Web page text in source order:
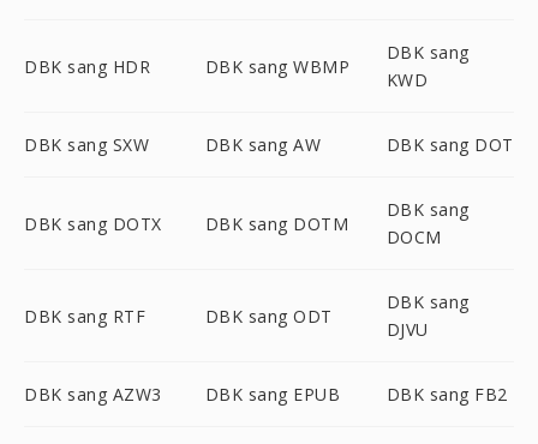
DBK sang HDR DBK sang WBMP
DBK sang
KWD
DBK sang SXW DBK sang AW DBK sang DOT
DBK sang DOTX DBK sang DOTM
DBK sang
DOCM
DBK sang RTF DBK sang ODT
DBK sang
DJVU
DBK sang AZW3 DBK sang EPUB DBK sang FB2